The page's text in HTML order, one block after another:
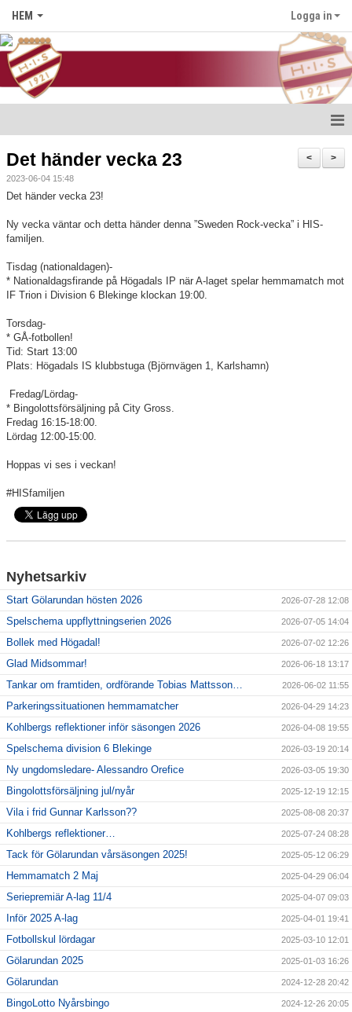
HEM Logga in
Nyheter
Kontakt
Kalender
Våra lag
Matcher
Gölarundan
Hyra Klubbstuga
>
<
Det händer vecka 23
2023-06-04 15:48
Det händer vecka 23!
Ny vecka väntar och detta händer denna ”Sweden Rock-vecka” i HIS-
familjen.
Tisdag (nationaldagen)-
* Nationaldagsfirande på Högadals IP när A-laget spelar hemmamatch mot
IF Trion i Division 6 Blekinge klockan 19:00.
Torsdag-
* GÅ-fotbollen!
Tid: Start 13:00
Plats: Högadals IS klubbstuga (Björnvägen 1, Karlshamn)
Fredag/Lördag-
* Bingolottsförsäljning på City Gross.
Fredag 16:15-18:00.
Lördag 12:00-15:00.
Hoppas vi ses i veckan!
#HISfamiljen
Nyhetsarkiv
Start Gölarundan hösten 2026 2026-07-28 12:08
Spelschema uppflyttningserien 2026 2026-07-05 14:04
Bollek med Högadal! 2026-07-02 12:26
Glad Midsommar! 2026-06-18 13:17
Tankar om framtiden, ordförande Tobias Mattsson… 2026-06-02 11:55
Parkeringssituationen hemmamatcher 2026-04-29 14:23
Kohlbergs reflektioner inför säsongen 2026 2026-04-08 19:55
Spelschema division 6 Blekinge 2026-03-19 20:14
Ny ungdomsledare- Alessandro Orefice 2026-03-05 19:30
Bingolottsförsäljning jul/nyår 2025-12-19 12:15
Vila i frid Gunnar Karlsson?? 2025-08-08 20:37
Kohlbergs reflektioner… 2025-07-24 08:28
Tack för Gölarundan vårsäsongen 2025! 2025-05-12 06:29
Hemmamatch 2 Maj 2025-04-29 06:04
Seriepremiär A-lag 11/4 2025-04-07 09:03
Inför 2025 A-lag 2025-04-01 19:41
Fotbollskul lördagar 2025-03-10 12:01
Gölarundan 2025 2025-01-03 16:26
Gölarundan 2024-12-28 20:42
BingoLotto Nyårsbingo 2024-12-26 20:05